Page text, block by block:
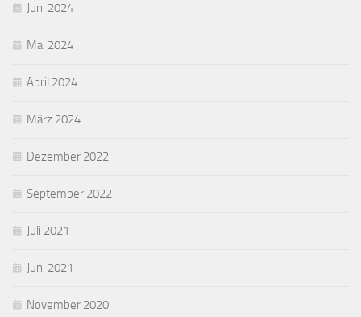
Juni 2024
Mai 2024
April 2024
März 2024
Dezember 2022
September 2022
Juli 2021
Juni 2021
November 2020